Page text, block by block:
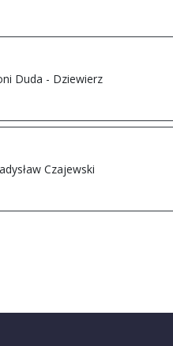
Duda - Dziewierz
Czajewski